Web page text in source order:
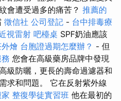
會遭受過多的痛苦？ 推薦的
徵信社 公司登記 - 台中排毒療
視雷射 吧檯桌 SPF奶油應該
燴 台胞證過期怎麼辦？ - 但
您會在高級藥房品牌中發現
級防曬，更長的壽命過濾器和
求和問題。 它在反射紫外線
整復學徒實習班 他在最初的